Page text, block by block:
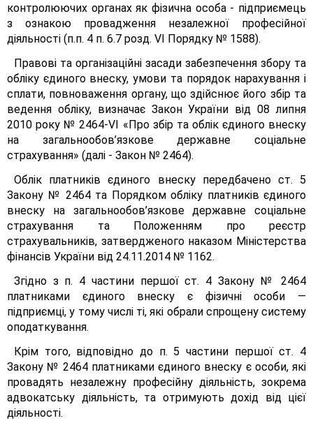
контролюючих органах як фізична особа - підприємець
з ознакою провадження незалежної професійної
діяльності (п.п. 4 п. 6.7 розд. VI Порядку № 1588).
Правові та організаційні засади забезпечення збору та
обліку єдиного внеску, умови та порядок нарахування і
сплати, повноваження органу, що здійснює його збір та
ведення обліку, визначає Закон України від 08 липня
2010 року № 2464-VІ «Про збір та облік єдиного внеску
на загальнообов’язкове державне соціальне
страхування» (далі - Закон № 2464).
Облік платників єдиного внеску передбачено ст. 5
Закону № 2464 та Порядком обліку платників єдиного
внеску на загальнообов’язкове державне соціальне
страхування та Положенням про реєстр
страхувальників, затвердженого наказом Міністерства
фінансів України від 24.11.2014 № 1162.
Згідно з п. 4 частини першої ст. 4 Закону № 2464
платниками єдиного внеску є фізичні особи —
підприємці, у тому числі ті, які обрали спрощену систему
оподаткування.
Крім того, відповідно до п. 5 частини першої ст. 4
Закону № 2464 платниками єдиного внеску є особи, які
провадять незалежну професійну діяльність, зокрема
адвокатську діяльність, та отримують дохід від цієї
діяльності.